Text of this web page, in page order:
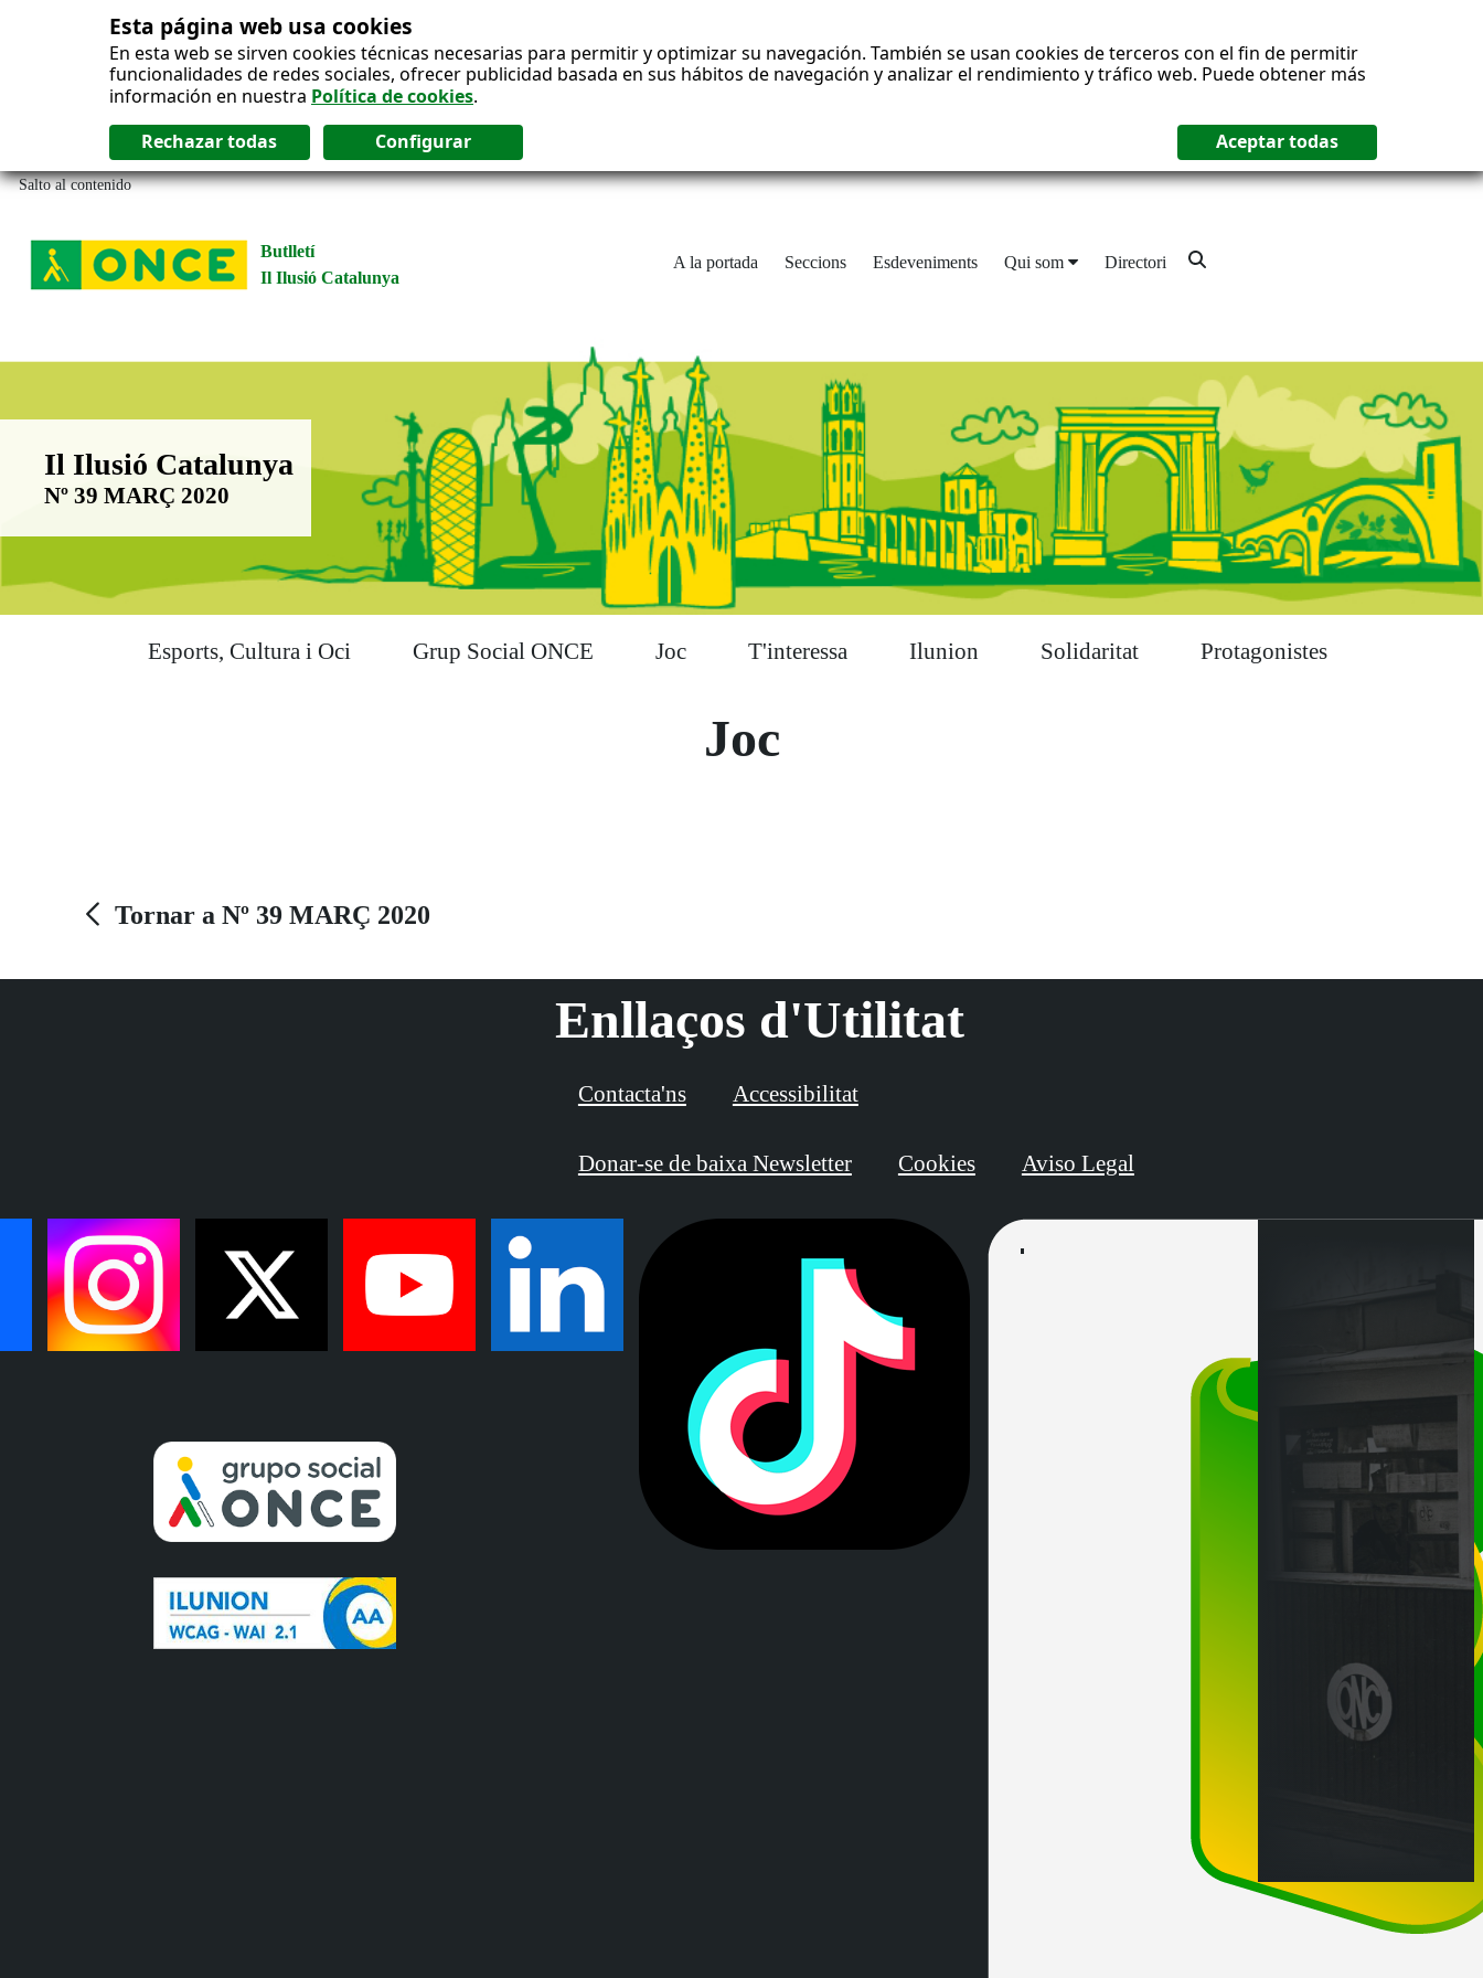
Esta página web usa cookies
En esta web se sirven cookies técnicas necesarias para permitir y optimizar su navegación. También se usan cookies de terceros con el fin de permitir
funcionalidades de redes sociales, ofrecer publicidad basada en sus hábitos de navegación y analizar el rendimiento y tráfico web. Puede obtener más
información en nuestra Política de cookies.
Salto al contenido
Butlletí
Il Ilusió Catalunya
A la portada Seccions Esdeveniments Qui som Directori
Boletín Il·lusió Catalunya
Il Ilusió Catalunya
Nº 39 MARÇ 2020
Esports, Cultura i Oci Grup Social ONCE Joc T'interessa Ilunion Solidaritat Protagonistes
Joc
Tornar a Nº 39 MARÇ 2020
Enllaços d'Utilitat
Contacta'ns Accessibilitat
Donar-se de baixa Newsletter Cookies Aviso Legal